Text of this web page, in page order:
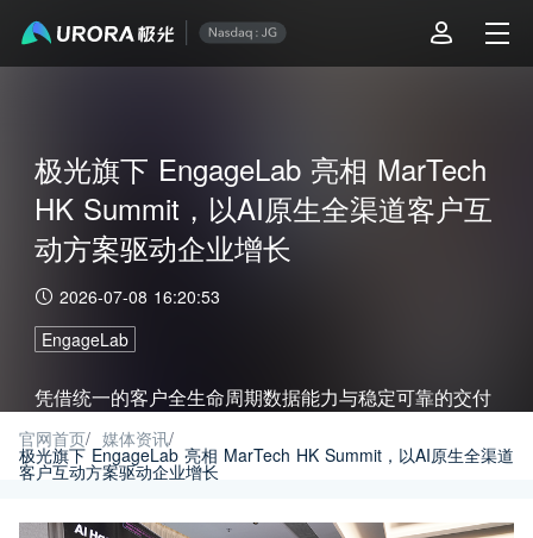
极光旗下 EngageLab 亮相 MarTech
HK Summit，以AI原生全渠道客户互
动方案驱动企业增长
2026-07-08 16:20:53
EngageLab
凭借统一的客户全生命周期数据能力与稳定可靠的交付
性能，EngageLab 将持续赋能品牌，协助全球企业克
服复杂的区域性营销挑战，加速数字化转型的进程。
官网首页/ 媒体资讯/
极光旗下 EngageLab 亮相 MarTech HK Summit，以AI原生全渠道
客户互动方案驱动企业增长